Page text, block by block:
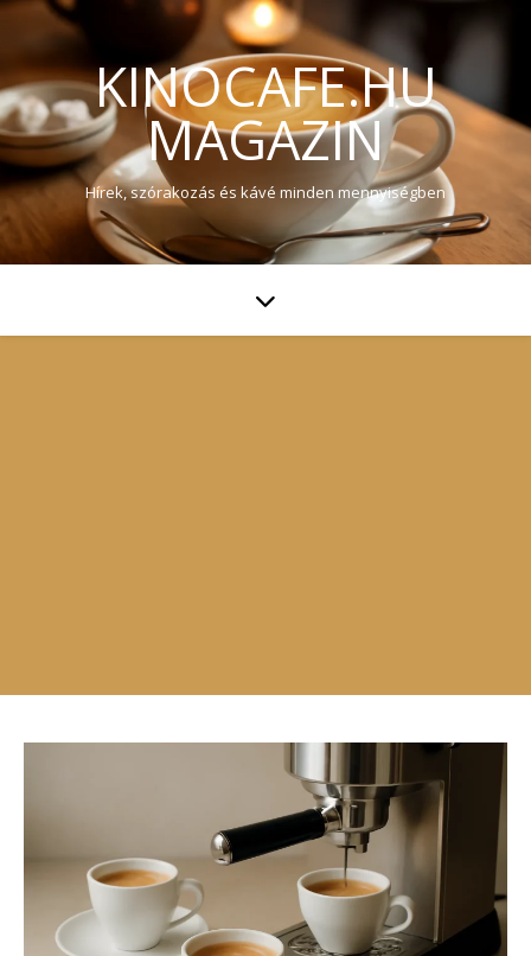
KINOCAFE.HU
MAGAZIN
Hírek, szórakozás és kávé minden mennyiségben